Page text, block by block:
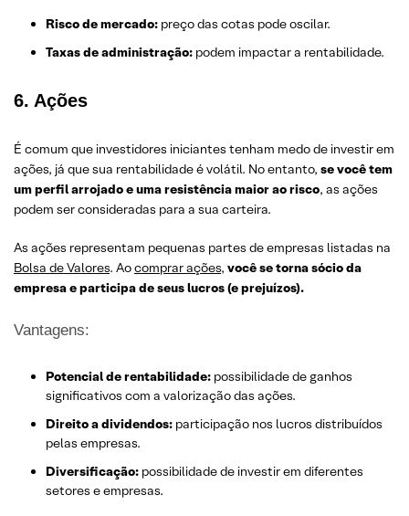
Risco de mercado: preço das cotas pode oscilar.
Taxas de administração: podem impactar a rentabilidade.
6. Ações
É comum que investidores iniciantes tenham medo de investir em
ações, já que sua rentabilidade é volátil. No entanto, se você tem
um perfil arrojado e uma resistência maior ao risco, as ações
podem ser consideradas para a sua carteira.
As ações representam pequenas partes de empresas listadas na
Bolsa de Valores. Aocomprar ações, você se torna sócio da
empresa e participa de seus lucros (e prejuízos).
Vantagens:
Potencial de rentabilidade: possibilidade de ganhos
significativos com a valorização das ações.
Direito a dividendos: participação nos lucros distribuídos
pelas empresas.
Diversificação: possibilidade de investir em diferentes
setores e empresas.